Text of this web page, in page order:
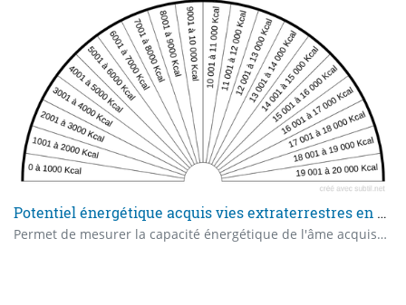
Potentiel énergétique acquis vies extraterrestres en kilocalories (Kcal)
Permet de mesurer la capacité énergétique de l'âme acquise durant ses vies antérieures extraterrestres